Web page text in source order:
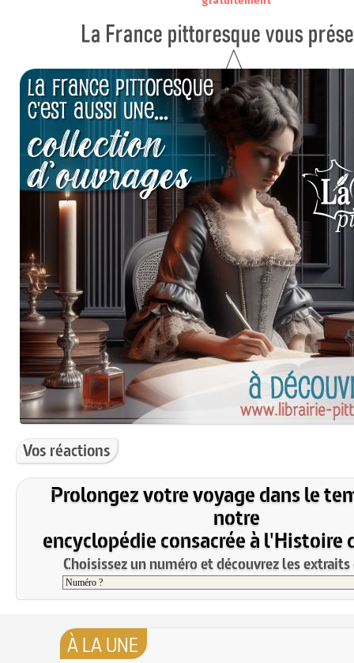
Vos réactions
Prolongez votre voyage dans le
notre
encyclopédie consacrée à l'Histoire
Choisissez un numéro et découvrez les
À LA UNE